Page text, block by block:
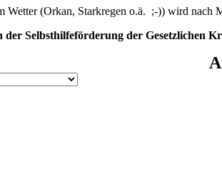
Wetter (Orkan, Starkregen o.ä. ;-)) wird nach
der Selbsthilfeförderung der Gesetzlichen